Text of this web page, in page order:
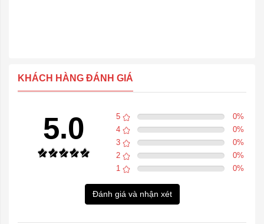
KHÁCH HÀNG ĐÁNH GIÁ
5.0 5 0%
4
0%
3
0%
2
0%
1
0%
Đánh giá và nhận xét